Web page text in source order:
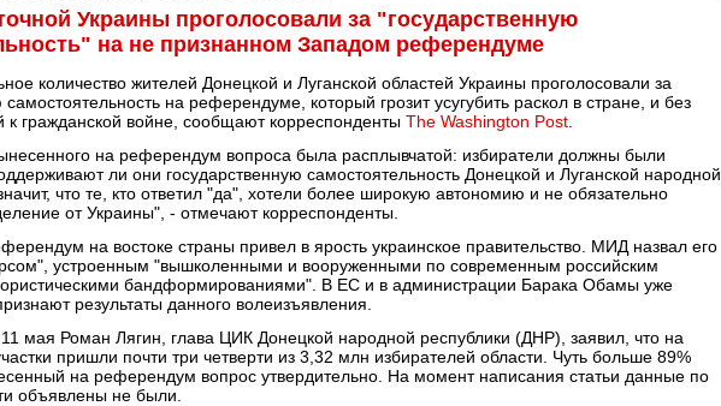
Украины проголосовали за "государственную
на не признанном Западом референдуме
количество жителей Донецкой и Луганской областей Украины проголосовали за
самостоятельность на референдуме, который грозит усугубить раскол в стране, и без
к гражданской войне, сообщают корреспонденты The Washington Post
на референдум вопроса была расплывчатой: избиратели должны были
ли они государственную самостоятельность Донецкой и Луганской народной
что те, кто ответил "да", хотели более широкую автономию и не обязательно
от Украины", - отмечают корреспонденты.
на востоке страны привел в ярость украинское правительство. МИД назвал его
устроенным "вышколенными и вооруженными по современным российским
бандформированиями". В ЕС и в администрации Барака Обамы уже
результаты данного волеизъявления.
мая Роман Лягин, глава ЦИК Донецкой народной республики (ДНР), заявил, что на
пришли почти три четверти из 3,32 млн избирателей области. Чуть больше 89%
на референдум вопрос утвердительно. На момент написания статьи данные по
объявлены не были.